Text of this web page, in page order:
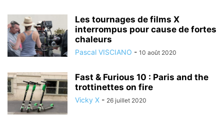
Les tournages de films X
interrompus pour cause de fortes
chaleurs
Pascal VISCIANO - 10 août 2020
Fast & Furious 10 : Paris and the
trottinettes on fire
Vicky X - 26 juillet 2020